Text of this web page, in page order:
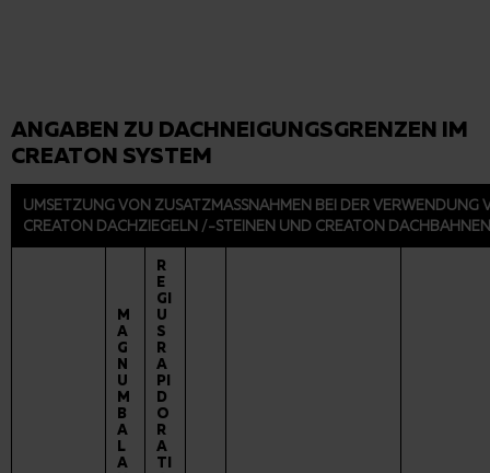
ANGABEN ZU DACHNEIGUNGSGRENZEN IM
CREATON SYSTEM
UMSETZUNG VON ZUSATZMASSNAHMEN BEI DER VERWENDUNG
REATON DACHZIEGELN /-STEINEN UND CREATON DACHBAHNEN
M
A
G
N
U
M
B
A
L
A
R
E
GI
U
S
R
A
PI
D
O
R
A
TI